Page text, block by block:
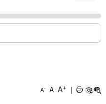
A- A A+ |